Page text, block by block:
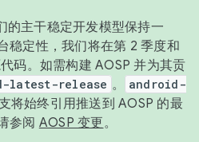
的主干稳定开发模型保持一
稳定性，我们将在第 2 季度和
码。如需构建 AOSP 并为其贡
latest-release 。
android-
将始终引用推送到 AOSP 的最
参阅 AOSP 变更。